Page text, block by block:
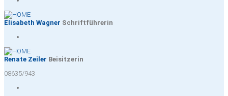
Elisabeth Wagner Schriftführerin
Renate Zeiler Beisitzerin
08635/943